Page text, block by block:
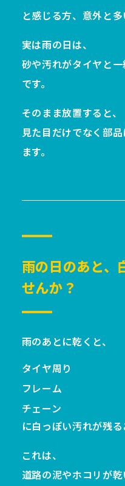
と感じる方、意外と多
実は雨の日は、
砂や汚れがタイヤと
です。
そのまま放置すると、
見た目だけでなく部
ます。
雨の日のあと、
せんか？
雨のあとに乾くと、
タイヤ周り
フレーム
チェーン
に白っぽい汚れが残る
これは、
道路の泥やホコリが